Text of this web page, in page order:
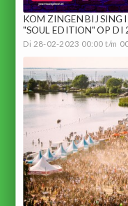
KOM ZINGEN BIJ SING
"SOUL EDITION" OP DI
Di 28-02-2023 00:00 t/m